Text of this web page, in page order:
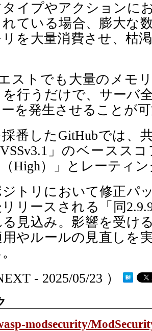
イプやアクションに
ている場合、膨大な
を大量消費させ、枯
ストでも大量のメモ
を行うだけで、サーバ
を発生させることが
番したGitHubでは、
」のベースス
High）」とレーティ
トリにおいて修正パ
リースされる「同
見込み。影響を受け
やルールの見直しを
- 2025/05/23 ）
modsecurity/